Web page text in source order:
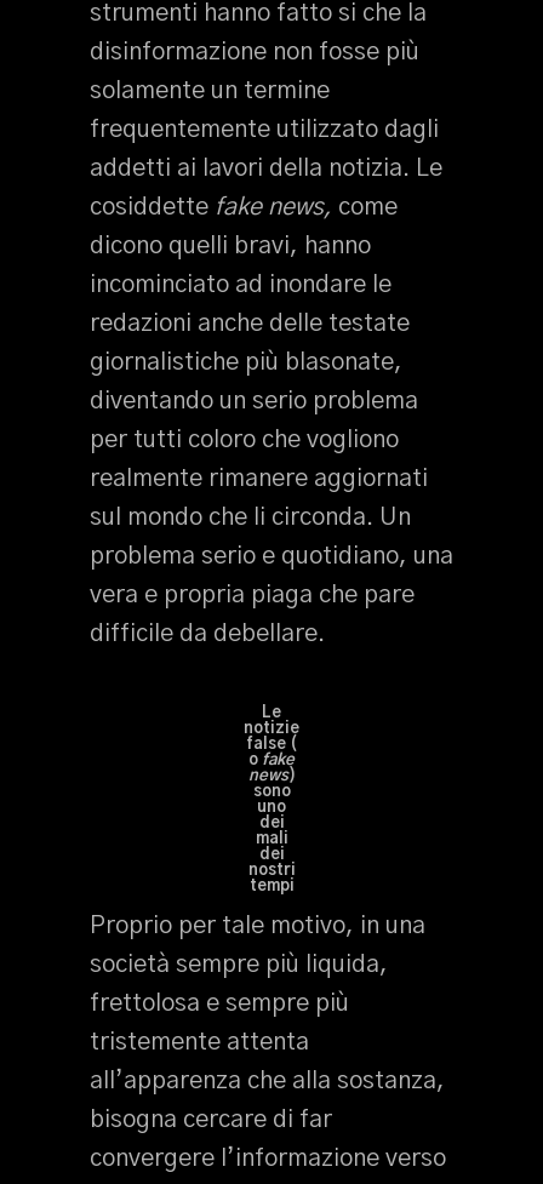
strumenti hanno fatto si che la
disinformazione non fosse più
solamente un termine
frequentemente utilizzato dagli
addetti ai lavori della notizia. Le
cosiddette fake news, come
dicono quelli bravi, hanno
incominciato ad inondare le
redazioni anche delle testate
giornalistiche più blasonate,
diventando un serio problema
per tutti coloro che vogliono
realmente rimanere aggiornati
sul mondo che li circonda. Un
problema serio e quotidiano, una
vera e propria piaga che pare
difficile da debellare.
Le
notizie
false (
o fake
news)
sono
uno
dei
mali
dei
nostri
tempi
Proprio per tale motivo, in una
società sempre più liquida,
frettolosa e sempre più
tristemente attenta
all’apparenza che alla sostanza,
bisogna cercare di far
convergere l’informazione verso